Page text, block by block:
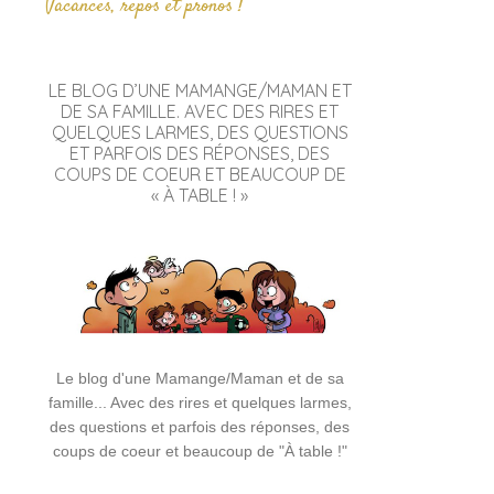
Vacances, repos et pronos !
LE BLOG D’UNE MAMANGE/MAMAN ET
DE SA FAMILLE. AVEC DES RIRES ET
QUELQUES LARMES, DES QUESTIONS
ET PARFOIS DES RÉPONSES, DES
COUPS DE COEUR ET BEAUCOUP DE
« À TABLE ! »
Le blog d'une Mamange/Maman et de sa
famille... Avec des rires et quelques larmes,
des questions et parfois des réponses, des
coups de coeur et beaucoup de "À table !"